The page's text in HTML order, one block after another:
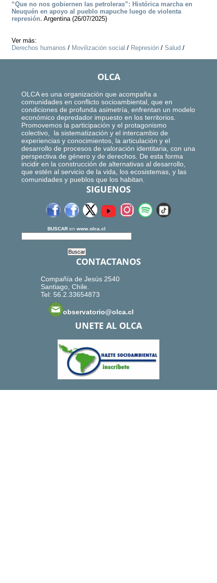
“Que no nos gobiernen las petroleras”: Histórica marcha en
Neuquén en apoyo al pueblo mapuche luego de violenta
represión. Argentina (26/07/2025)
Ver más:
Derechos humanos / Movilización social / Represión / Salud /
OLCA
OLCA es una organización que acompaña a
comunidades en conflicto socioambiental, que en
condiciones de profunda asimetría, enfrentan un modelo
económico depredador impuesto en los territorios.
Promovemos la participación y el protagonismo
colectivo, la sistematización y el intercambio de
experiencias y conocimientos, la articulación y el
desarrollo de procesos de valoración identitaria, con una
perspectiva de género y de derechos. De esta forma
incidir en la construcción de alternativas al desarrollo,
que estén al servicio de la vida, los ecosistemas, y las
comunidades y pueblos que los habitan.
SIGUENOS
BUSCAR en www.olca.cl
CONTACTANOS
Compañía de Jesús 2540
Santiago, Chile.
Tel: 56.2.33654873
observatorio@olca.cl
UNETE AL OLCA